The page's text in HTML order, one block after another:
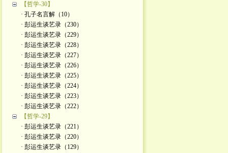
【哲学-30】
· 孔子名言解（10）
· 彭运生谈艺录（230）
· 彭运生谈艺录（229）
· 彭运生谈艺录（228）
· 彭运生谈艺录（227）
· 彭运生谈艺录（226）
· 彭运生谈艺录（225）
· 彭运生谈艺录（224）
· 彭运生谈艺录（223）
· 彭运生谈艺录（222）
【哲学-29】
· 彭运生谈艺录（221）
· 彭运生谈艺录（220）
· 彭运生谈艺录（129）